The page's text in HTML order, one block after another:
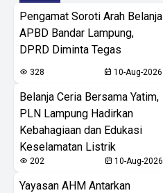
Pengamat Soroti Arah Belanja
APBD Bandar Lampung,
DPRD Diminta Tegas
328 10-Aug-2026
Belanja Ceria Bersama Yatim,
PLN Lampung Hadirkan
Kebahagiaan dan Edukasi
Keselamatan Listrik
202 10-Aug-2026
Yayasan AHM Antarkan